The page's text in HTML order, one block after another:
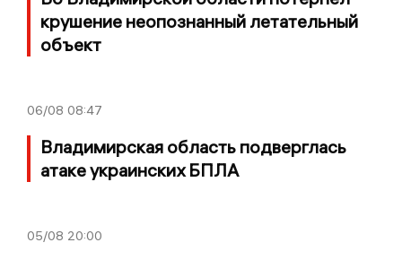
крушение неопознанный летательный
объект
06/08 08:47
Владимирская область подверглась
атаке украинских БПЛА
05/08 20:00